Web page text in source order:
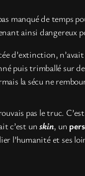
manqué de
ainsi dangereux
d’extinction,
puis trimballé sur
la sécu ne
pas le truc.
c’est unskin, un
l’humanité et ses